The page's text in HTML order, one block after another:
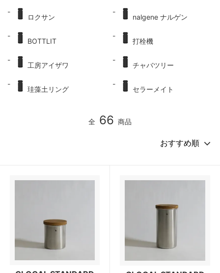
ロクサン nalgene ナルゲン
BOTTLIT 打栓機
工房アイザワ チャバツリー
珪藻土リング セラーメイト
全 66 商品